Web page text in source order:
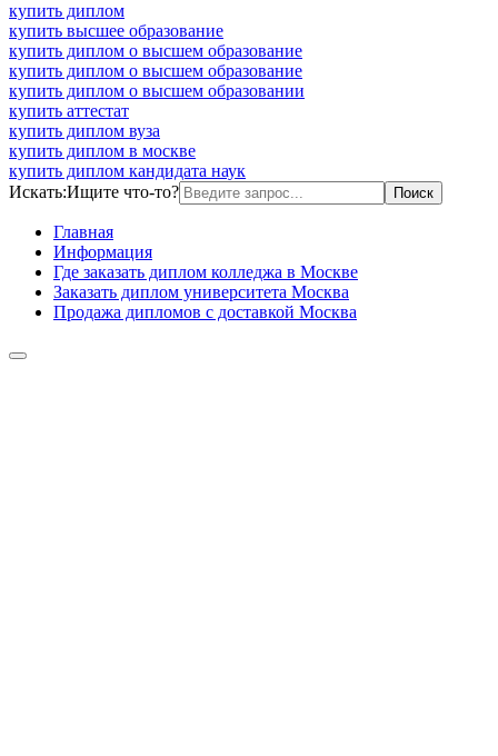
купить диплом
купить высшее образование
купить диплом о высшем образование
купить диплом о высшем образование
купить диплом о высшем образовании
купить аттестат
купить диплом вуза
купить диплом в москве
купить диплом кандидата наук
Искать:Ищите что-то?
Главная
Информация
Где заказать диплом колледжа в Москве
Заказать диплом университета Москва
Продажа дипломов с доставкой Москва